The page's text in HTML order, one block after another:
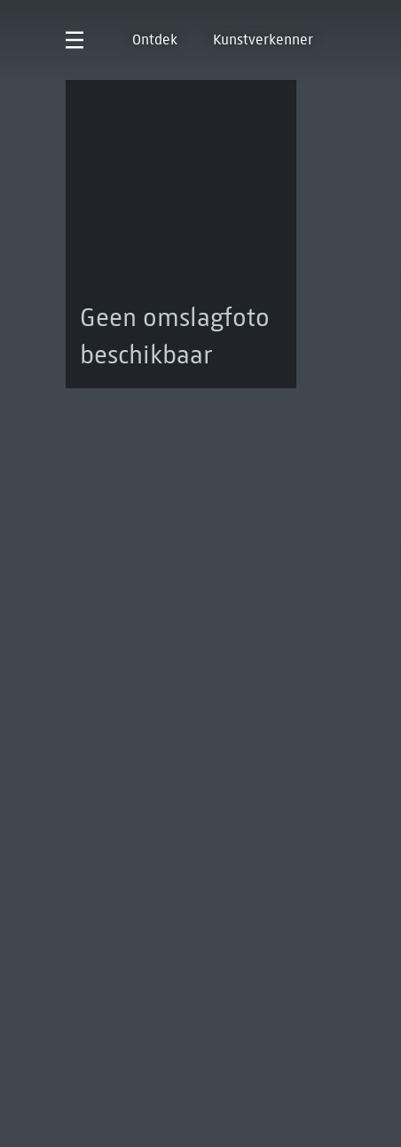
Ontdek Kunstverkenner
Geen omslagfoto
beschikbaar